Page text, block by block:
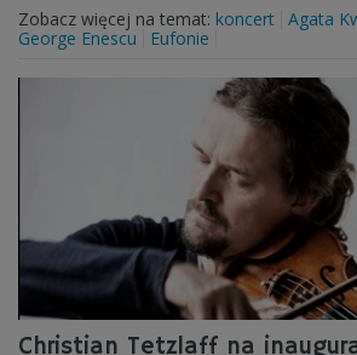
Zobacz więcej na temat: koncert Agata
George Enescu
Eufonie
Christian Tetzlaff na